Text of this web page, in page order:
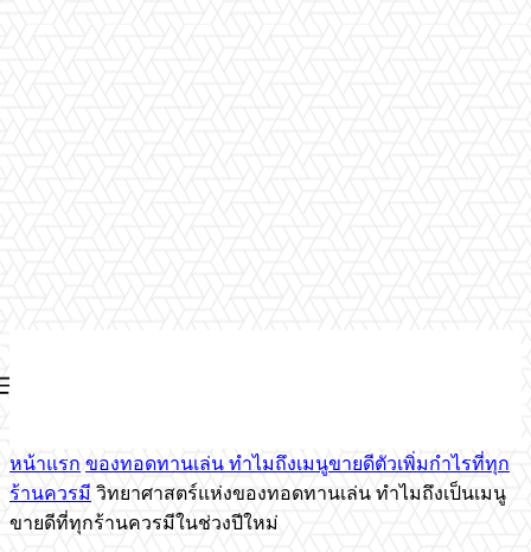
หน้าแรก ของทอดทานเล่น ทำไมถึงเมนูขายดีตัวเพิ่มกำไรที่ทุก
ร้านควรมี วิทยาศาสตร์แห่งของทอดทานเล่น ทำไมถึงเป็นเมนู
ขายดีที่ทุกร้านควรมีในช่วงปีใหม่